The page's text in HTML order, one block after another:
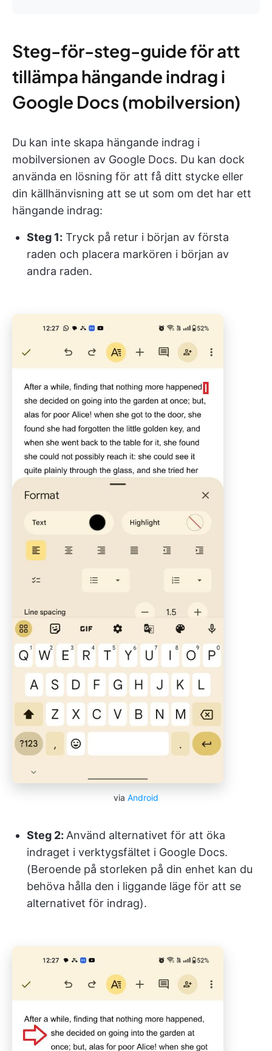
Steg-för-steg-guide för att
tillämpa hängande indrag i
Google Docs (mobilversion)
Du kan inte skapa hängande indrag i
mobilversionen av Google Docs. Du kan dock
använda en lösning för att få ditt stycke eller
din källhänvisning att se ut som om det har ett
hängande indrag:
Steg 1: Tryck på retur i början av första
raden och placera markören i början av
andra raden.
via Android
Steg 2: Använd alternativet för att öka
indraget i verktygsfältet i Google Docs.
(Beroende på storleken på din enhet kan du
behöva hålla den i liggande läge för att se
alternativet för indrag).